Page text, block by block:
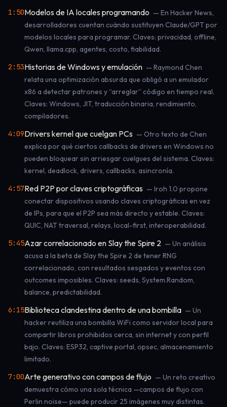
1:50Modelos de IA locales programando — En Hacker News,
desarrolladores cuentan cuándo sustituyen Claude/GPT por
modelos locales para programar. Claves: privacidad, offline,
Qwen, llama.cpp, agentes, costo, fiabilidad.
2:53Historias de Windows y emulación — Raymond Chen
relata una optimización absurda que obligó a un emulador
x86 a detectar patrones y “arreglar” código en tiempo real.
Claves: Windows, JIT, traducción binaria, rendimiento,
compiladores.
4:09Drivers kernel que cuelgan PCs — Otro texto de Chen
explica por qué ciertos callbacks de drivers en Windows no
pueden bloquear sin arriesgar cuelgues del sistema. Claves:
kernel, deadlock, drivers, callbacks, asincronía.
4:57Red P2P por claves criptográficas — Iroh 1.0 propone
conectar dispositivos usando claves criptográficas en vez
de IPs, para que el P2P sea más directo y estable. Claves:
QUIC, NAT traversal, relays, local-first, interoperabilidad.
5:45Azar correlacionado en Slay the Spire 2 — Un análisis
acusa a la beta de Slay the Spire 2 de tener RNG
correlacionado, con resultados sesgados y eventos con
outcomes imposibles. Claves: seeds, System.Random,
balance, predictabilidad.
6:15Biblioteca clandestina dentro de una bombilla — Un
hacker reutiliza una bombilla WiFi como servidor local para
compartir libros prohibidos cerca, sin internet y con perfil
bajo. Claves: ESP32, captive portal, opsec, almacenamiento
limitado.
7:00Arte generativo con campos de flujo — Un reto creativo
demuestra cómo una sola técnica —campos de flujo con
Perlin noise— puede producir 25 imágenes muy distintas.